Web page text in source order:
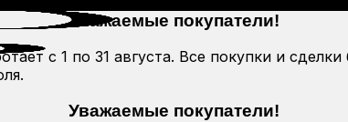
Уважаемые покупатели!
с 1 по 31 августа. Все покупки и
Уважаемые покупатели!